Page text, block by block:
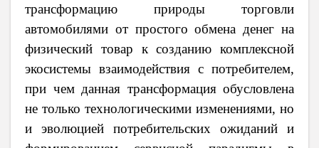
трансформацию природы торговли
автомобилями от простого обмена денег на
физический товар к созданию комплексной
экосистемы взаимодействия с потребителем,
при чем данная трансформация обусловлена
не только технологическими изменениями, но
и эволюцией потребительских ожиданий и